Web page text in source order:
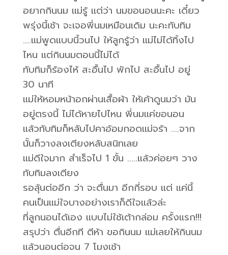
อยากกินนม แม่รู้ แต่ว่า นมขอนอนนะคะ เดี๋ยว
พรุ่งนี้เช้า จะเจอพี่นมเหมือนเดิม นะคะทับทิม
….แม่พูดแบบนี้วนไป ให้ลูกรู้ว่า แม่ไม่ได้ทิ้งไป
ไหน แต่กินนมตอนนี้ไม่ได้
ทับทิมก็ร้องไห้ สะอื้นไป พักไป สะอื้นไป อยู่
30 นาที
แม่ให้หอมหน้าอกผ่านเสื้อผ้า ให้เค้าดูนมว่า มัน
อยู่ตรงนี้ ไม่ได้หายไปไหน พี่นมแค่ขอนอน
แล้วทับทิมก็หลับไปคาอ้อมกอดแม่จร้า ….จาก
นั้นก็วางลงเตียงหลับสนิทเลย
แม่ดีใจมาก สำเร็จไป 1 ขั้น …..แล้วค่อยๆ วาง
ทับทิมลงเตียง
รอลุ้นต่ออีก ว่า จะตื่นมา อีกกี่รอบ แต่ แค่นี้
คนเป็นแม่ใจบางอย่างเราก็ดีใจแล้วล่ะ
ที่ลูกนอนได้เอง แบบไม่ใช้เต้ากล่อม ครั้งแรก!!!
สรุปว่า ตื่นอีกที ตีห้า ขอกินนม แม่เลยให้กินนม
แล้วนอนต่อจน 7 โมงเช้า